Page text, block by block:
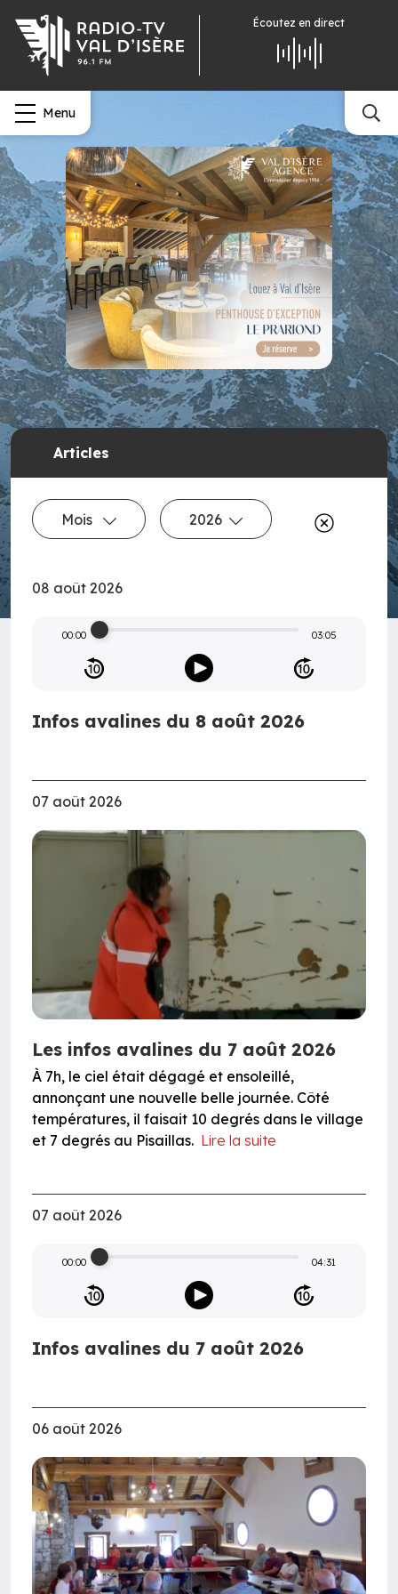
Écoutez en direct
Menu
Articles
Mois 2026
08 août 2026
00:00 03:05
Infos avalines du 8 août 2026
07 août 2026
Les infos avalines du 7 août 2026
À 7h, le ciel était dégagé et ensoleillé,
annonçant une nouvelle belle journée. Côté
températures, il faisait 10 degrés dans le village
et 7 degrés au Pisaillas. Lire la suite
07 août 2026
00:00 04:31
Infos avalines du 7 août 2026
06 août 2026